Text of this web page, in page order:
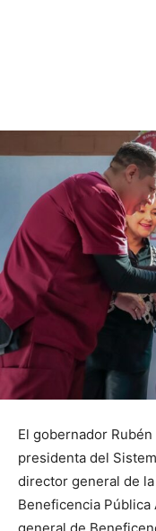
El gobernador
presidenta del
director general de
Beneficencia